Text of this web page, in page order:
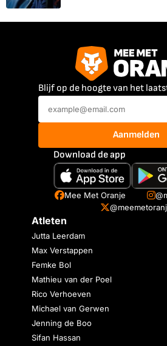
Blijf op de hoogte van het
Aanmelden
Download de app
Mee Met Oranje
Atleten
Jutta Leerdam
Max Verstappen
Femke Bol
Mathieu van der Poel
Rico Verhoeven
Michael van Gerwen
Jenning de Boo
Sifan Hassan